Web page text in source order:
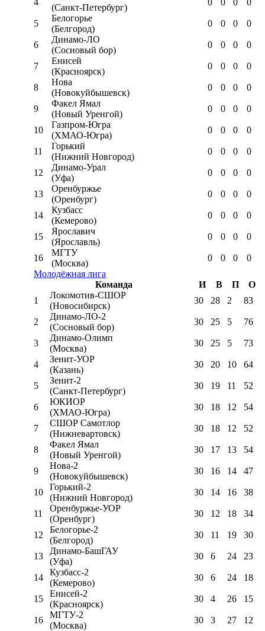
4
(Санкт-Петербург)
0 0 0 0
5
Белогорье
(Белгород)
0 0 0 0
6
Динамо-ЛО
(Сосновый бор)
0 0 0 0
7
Енисей
(Красноярск)
0 0 0 0
8
Нова
(Новокуйбышевск)
0 0 0 0
9
Факел Ямал
(Новый Уренгой)
0 0 0 0
10
Газпром-Югра
(ХМАО-Югра)
0 0 0 0
11
Горький
(Нижний Новгород)
0 0 0 0
12
Динамо-Урал
(Уфа)
0 0 0 0
13
Оренбуржье
(Оренбург)
0 0 0 0
14
Кузбасс
(Кемерово)
0 0 0 0
15
Ярославич
(Ярославль)
0 0 0 0
16
МГТУ
(Москва)
0 0 0
0
Молодёжная лига
Команда
И В П
О
1
Локомотив-CШОР
(Новосибирск)
30 28 2 83
2
Динамо-ЛО-2
(Сосновый бор)
30 25 5 76
3
Динамо-Олимп
(Москва)
30 25 5 73
4
Зенит-УОР
(Казань)
30 20 10 64
5
Зенит-2
(Санкт-Петербург)
30 19 11 52
6
ЮКИОР
(ХМАО-Югра)
30 18 12 54
7
СШОР Самотлор
(Нижневартовск)
30 18 12 52
8
Факел Ямал
(Новый Уренгой)
30 17 13 54
9
Нова-2
(Новокуйбышевск)
30 16 14 47
10
Горький-2
(Нижний Новгород)
30 14 16 38
11
Оренбуржье-УОР
(Оренбург)
30 12 18 34
12
Белогорье-2
(Белгород)
30 11 19 30
13
Динамо-БашГАУ
(Уфа)
30 6 24 23
14
Кузбасс-2
(Кемерово)
30 6 24 18
15
Енисей-2
(Красноярск)
30 4 26 15
16
МГТУ-2
(Москва)
30 3 27 12